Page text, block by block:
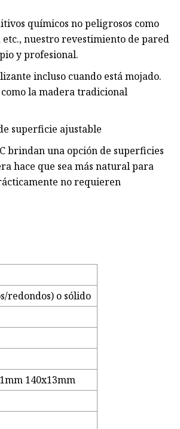
químicos no peligrosos como
nuestro revestimiento de pared
y profesional.
incluso cuando está mojado.
la madera tradicional
superficie ajustable
brindan una opción de superficies
hace que sea más natural para
no requieren
redondos) o sólido
140x13mm